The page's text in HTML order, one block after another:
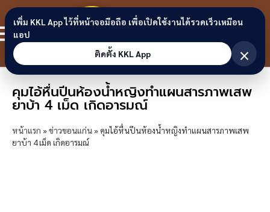
Skip to content
ขอนแก่น
ลิงก์
คุมไอ้หื่นปีนห้องน้ำหญิงทำแผนสารภาพเสพ
ยาบ้า 4 เม็ด เกิดอารมณ์
หน้าแรก »ข่าวขอนแก่น» คุมไอ้หื่นปีนห้องน้ำหญิงทำแผนสารภาพเสพ
ยาบ้า 4 เม็ด เกิดอารมณ์
เพิ่ม KKL App ไว้ที่หน้าจอมือถือ เพื่อเปิดใช้งานได้รวดเร็วเหมือน
แอป
ติดตั้ง KKL App
×